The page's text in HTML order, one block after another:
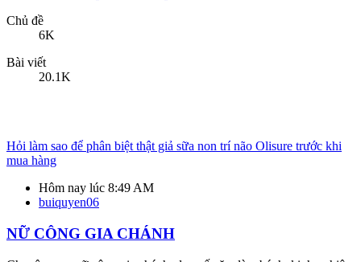
20.1K
Hỏi làm sao để phân biệt thật giả sữa non trí não Olisure trước khi
mua hàng
NỮ CÔNG GIA CHÁNH
Chuyên mục nữ công gia chánh: dạy nấu ăn, làm bánh, kinh nghiệm
cho các bà nội trợ
Chủ đề
3.1K